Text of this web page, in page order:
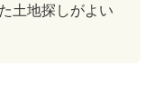
土地探しがよい